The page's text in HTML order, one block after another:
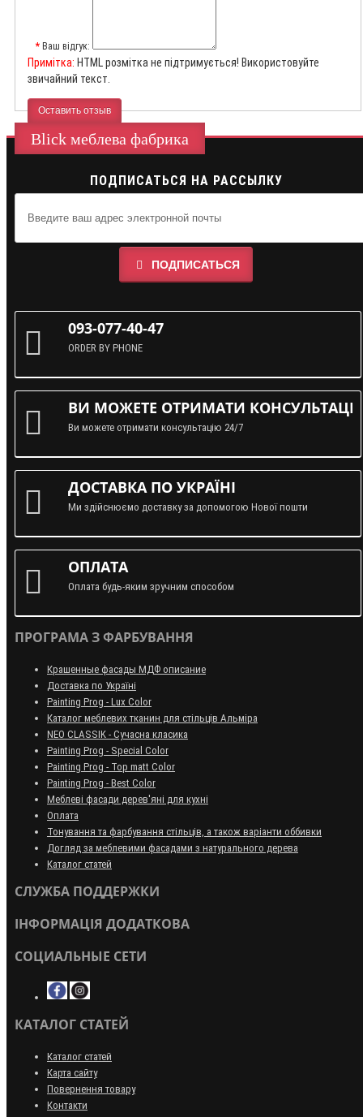
Ваш відгук:
Примітка: HTML розмітка не підтримується! Використовуйте
звичайний текст.
Оставить отзыв
Blick меблева фабрика
ПОДПИСАТЬСЯ НА РАССЫЛКУ
ПОДПИСАТЬСЯ
093-077-40-47
ORDER BY PHONE
ВИ МОЖЕТЕ ОТРИМАТИ
Ви можете отримати консультацію 24/7
ДОСТАВКА ПО УКРАЇНІ
Ми здійснюємо доставку за допомогою Нової пошти
ОПЛАТА
Оплата будь-яким зручним способом
ПРОГРАМА З ФАРБУВАННЯ
Крашенные фасады МДФ описание
Доставка по Україні
Painting Prog - Lux Color
Каталог меблевих тканин для стільців Альміра
NEO CLASSIK - Сучасна класика
Painting Prog - Special Color
Painting Prog - Top matt Color
Painting Prog - Best Color
Меблеві фасади дерев'яні для кухні
Оплата
Тонування та фарбування стільців, а також варіанти оббивки
Догляд за меблевими фасадами з натурального дерева
Каталог статей
СЛУЖБА ПОДДЕРЖКИ
ІНФОРМАЦІЯ ДОДАТКОВА
СОЦИАЛЬНЫЕ СЕТИ
КАТАЛОГ СТАТЕЙ
Каталог статей
Карта сайту
Повернення товару
Контакти